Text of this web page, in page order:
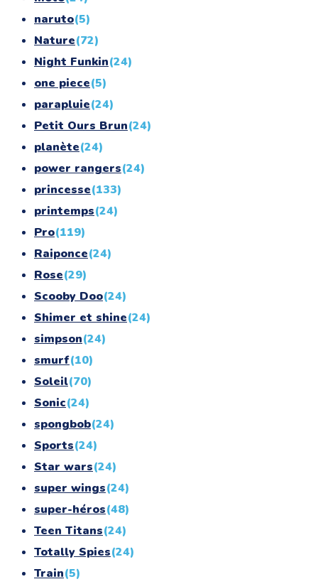
naruto(5)
Nature(72)
Night Funkin(24)
one piece(5)
parapluie(24)
Petit Ours Brun(24)
planète(24)
power rangers(24)
princesse(133)
printemps(24)
Pro(119)
Raiponce(24)
Rose(29)
Scooby Doo(24)
Shimer et shine(24)
simpson(24)
smurf(10)
Soleil(70)
Sonic(24)
spongbob(24)
Sports(24)
Star wars(24)
super wings(24)
super-héros(48)
Teen Titans(24)
Totally Spies(24)
Train(5)